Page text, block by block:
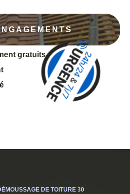
gratuits
DE TOITURE 30